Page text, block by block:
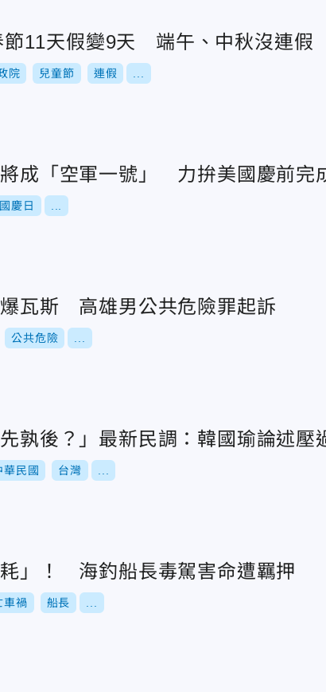
節11天假變9天 端午、中秋沒連假
院 兒童節 連假
成「空軍一號」 力拚美國慶前完
國慶日
瓦斯 高雄男公共危險罪起訴
公共危險
孰後？」最新民調：韓國瑜論述壓
華民國 台灣
」！ 海釣船長毒駕害命遭羈押
車禍 船長